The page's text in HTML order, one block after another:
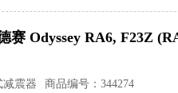
Odyssey RA6, F23Z
减震器
商品编号：344274